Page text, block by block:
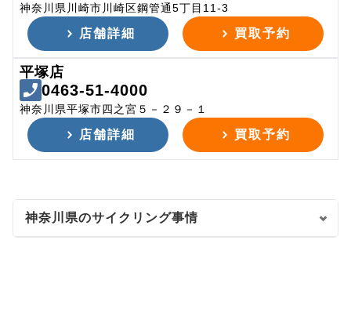
神奈川県川崎市川崎区鋼管通5丁目11-3
店舗詳細 買取予約
平塚店
0463-51-4000
神奈川県平塚市四之宮５－２９－１
店舗詳細 買取予約
神奈川県のサイクリング事情